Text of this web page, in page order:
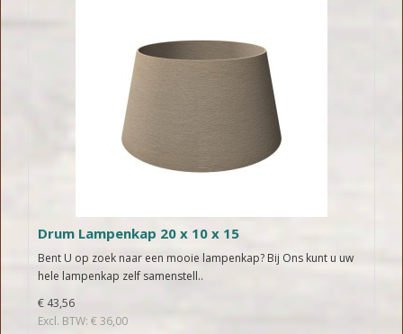
Drum Lampenkap 20 x 10 x 15
Bent U op zoek naar een mooie lampenkap? Bij Ons kunt u uw
hele lampenkap zelf samenstell..
€ 43,56
Excl. BTW: € 36,00